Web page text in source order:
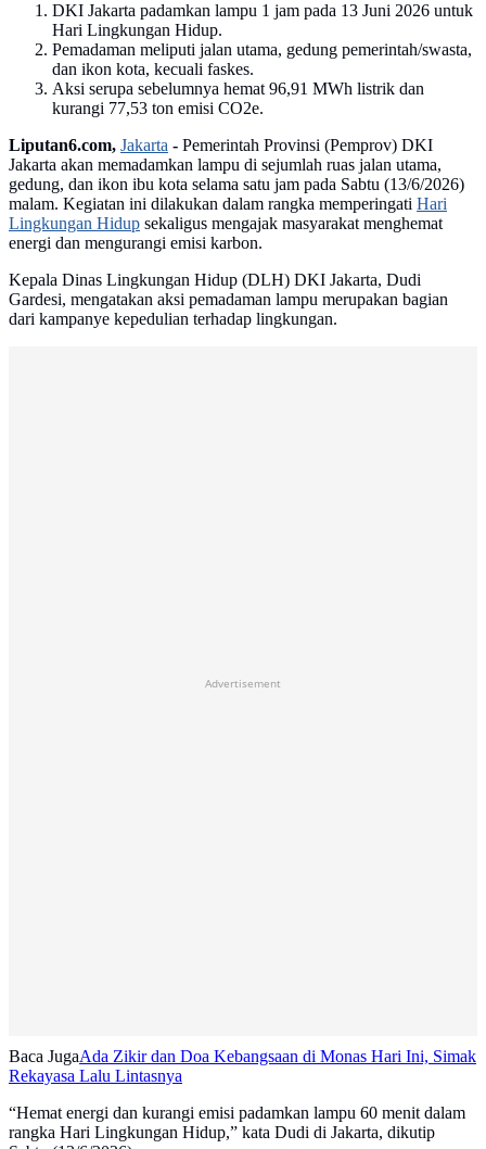
DKI Jakarta padamkan lampu 1 jam pada 13 Juni 2026 untuk
Hari Lingkungan Hidup.
Pemadaman meliputi jalan utama, gedung pemerintah/swasta,
dan ikon kota, kecuali faskes.
Aksi serupa sebelumnya hemat 96,91 MWh listrik dan
kurangi 77,53 ton emisi CO2e.
Liputan6.com, Jakarta - Pemerintah Provinsi (Pemprov) DKI
Jakarta akan memadamkan lampu di sejumlah ruas jalan utama,
gedung, dan ikon ibu kota selama satu jam pada Sabtu (13/6/2026)
malam. Kegiatan ini dilakukan dalam rangka memperingati Hari
Lingkungan Hidup sekaligus mengajak masyarakat menghemat
energi dan mengurangi emisi karbon.
Kepala Dinas Lingkungan Hidup (DLH) DKI Jakarta, Dudi
Gardesi, mengatakan aksi pemadaman lampu merupakan bagian
dari kampanye kepedulian terhadap lingkungan.
Advertisement
Baca JugaAda Zikir dan Doa Kebangsaan di Monas Hari Ini, Simak
Rekayasa Lalu Lintasnya
“Hemat energi dan kurangi emisi padamkan lampu 60 menit dalam
rangka Hari Lingkungan Hidup,” kata Dudi di Jakarta, dikutip